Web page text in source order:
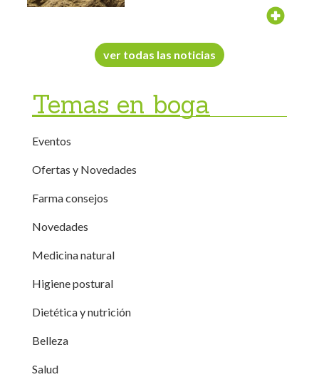
ver todas las noticias
Temas en boga
Eventos
Ofertas y Novedades
Farma consejos
Novedades
Medicina natural
Higiene postural
Dietética y nutrición
Belleza
Salud